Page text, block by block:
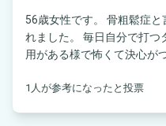
56歳女性です。 骨粗鬆症
れました。 毎日自分で打つ
用がある様で怖くて決心がつ
1人が参考になったと投票